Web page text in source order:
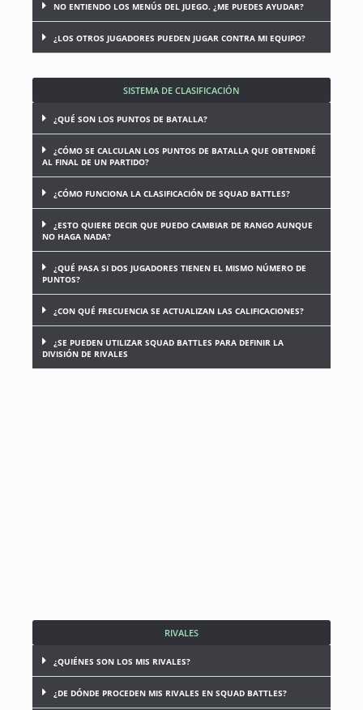
NO ENTIENDO LOS MENÚS DEL JUEGO. ¿ME PUEDES AYUDAR?
¿LOS OTROS JUGADORES PUEDEN JUGAR CONTRA MI EQUIPO?
SISTEMA DE CLASIFICACIÓN
¿QUÉ SON LOS PUNTOS DE BATALLA?
¿CÓMO SE CALCULAN LOS PUNTOS DE BATALLA QUE OBTENDRÉ
AL FINAL DE UN PARTIDO?
¿CÓMO FUNCIONA LA CLASIFICACIÓN DE SQUAD BATTLES?
¿ESTO QUIERE DECIR QUE PUEDO CAMBIAR DE RANGO AUNQUE
NO HAGA NADA?
¿QUÉ PASA SI DOS JUGADORES TIENEN EL MISMO NÚMERO DE
PUNTOS?
¿CON QUÉ FRECUENCIA SE ACTUALIZAN LAS CALIFICACIONES?
¿SE PUEDEN UTILIZAR SQUAD BATTLES PARA DEFINIR LA
DIVISIÓN DE RIVALES
RIVALES
¿QUIÉNES SON LOS MIS RIVALES?
¿DE DÓNDE PROCEDEN MIS RIVALES EN SQUAD BATTLES?